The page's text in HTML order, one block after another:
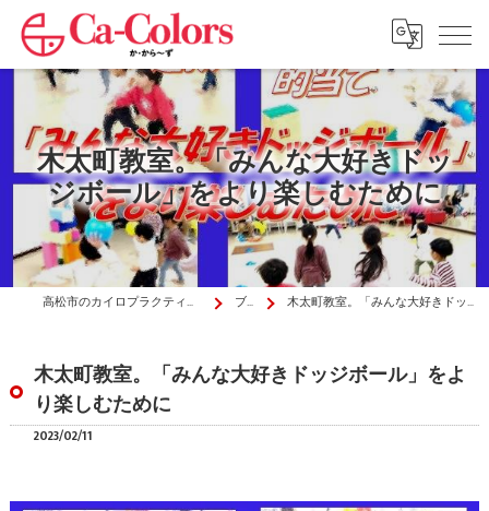
木太町教室。「みんな大好きドッ
ジボール」をより楽しむために
高松市のカイロプラクティックはか・から～ず施術院 ブログ 木太町教室。「みんな大好きドッジボール」をより楽しむために
木太町教室。「みんな大好きドッジボール」をよ
り楽しむために
2023/02/11